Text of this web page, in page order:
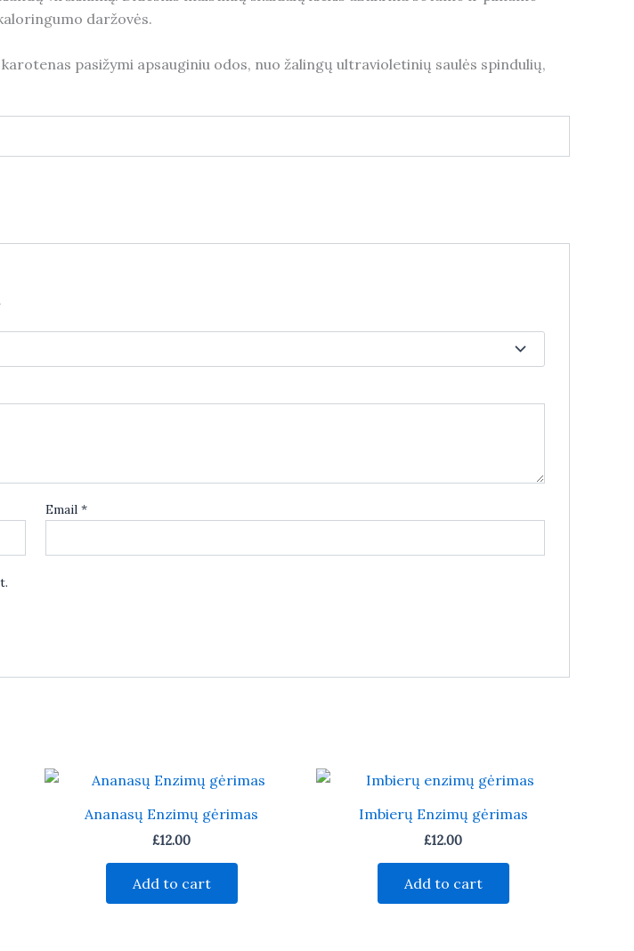
daržovės.
pasižymi apsauginiu odos, nuo žalingų ultravioletinių saulės spindulių,
Email*
Ananasų Enzimų gėrimas
£12.00
Add to cart
Imbierų Enzimų gėrimas
£12.00
Add to cart